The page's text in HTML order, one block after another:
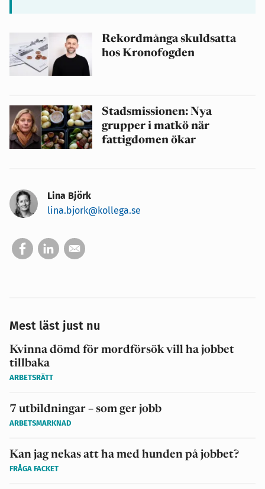
Rekordmånga skuldsatta
hos Kronofogden
Stadsmissionen: Nya
grupper i matkö när
fattigdomen ökar
Lina Björk
lina.bjork@kollega.se
Mest läst just nu
Kvinna dömd för mordförsök vill ha jobbet
tillbaka
ARBETSRÄTT
7 utbildningar – som ger jobb
ARBETSMARKNAD
Kan jag nekas att ha med hunden på jobbet?
FRÅGA FACKET